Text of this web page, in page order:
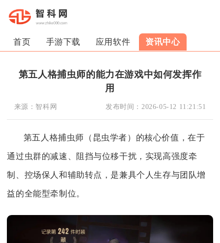
首页 手游下载 应用软件 资讯中心
第五人格捕虫师的能力在游戏中如何发挥作
用
来源： 智科网 发布时间： 2026-05-12 11:21:51
第五人格捕虫师（昆虫学者）的核心价值，在于
通过虫群的减速、阻挡与位移干扰，实现高强度牵
制、控场保人和辅助转点，是兼具个人生存与团队增
益的全能型牵制位。